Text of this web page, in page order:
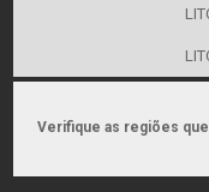
Verifique as regiões